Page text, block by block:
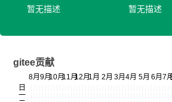
暂无描述 暂无描述
gitee贡献